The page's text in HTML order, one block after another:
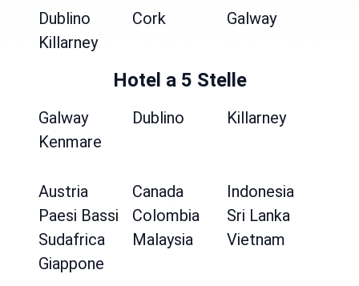
Dublino Cork
Galway
Killarney
Hotel a 5 Stelle
Galway Dublino
Killarney
Kenmare
Austria Canada
Indonesia
Paesi Bassi
Colombia
Sri Lanka
Sudafrica
Malaysia
Vietnam
Giappone